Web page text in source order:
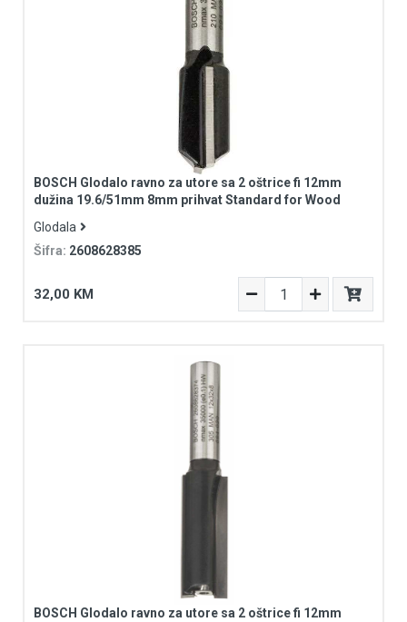
BOSCH Glodalo ravno za utore sa 2 oštrice fi 12mm
dužina 19.6/51mm 8mm prihvat Standard for Wood
Glodala
Šifra: 2608628385
32,00 KM
BOSCH Glodalo ravno za utore sa 2 oštrice fi 12mm